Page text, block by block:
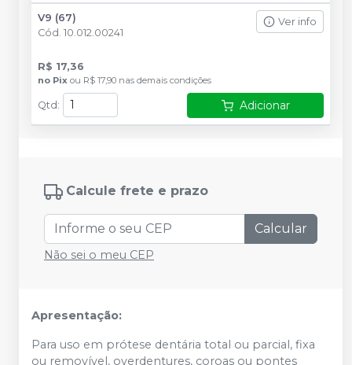
V9 (67)
Cód. 10.012.00241
Ver info
R$ 17,36
no Pix ou R$ 17,90 nas demais condições
Qtd : Adicionar
Calcule frete e prazo
Calcular
Não sei o meu CEP
Apresentação:
Para uso em prótese dentária total ou parcial, fixa
ou removível, overdentures, coroas ou pontes